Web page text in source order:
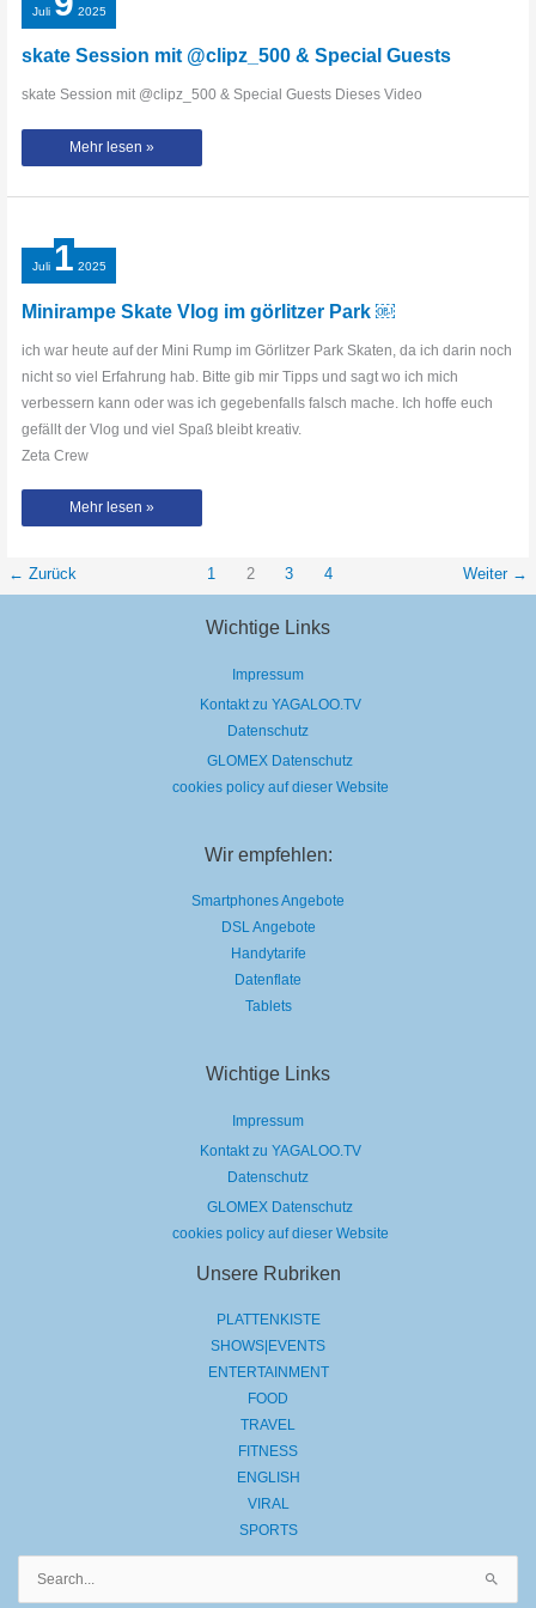
Juli 2025
skate Session mit @clipz_500 & Special Guests
skate Session mit @clipz_500 & Special Guests Dieses Video
skate
&
Mehr lesen »
Juli 1 2025
Minirampe Skate Vlog im görlitzer Park ￼
ich war heute auf der Mini Rump im Görlitzer Park Skaten, da ich darin noch
nicht so viel Erfahrung hab. Bitte gib mir Tipps und sagt wo ich mich
verbessern kann oder was ich gegebenfalls falsch mache. Ich hoffe euch
gefällt der Vlog und viel Spaß bleibt kreativ.
Zeta Crew
Minirampe
Park
Mehr lesen »
← Zurück 1 2 3 4 Weiter →
Wichtige Links
Impressum
Kontakt zu YAGALOO.TV
Datenschutz
GLOMEX Datenschutz
cookies policy auf dieser Website
Wir empfehlen:
Smartphones Angebote
DSL Angebote
Handytarife
Datenflate
Tablets
Wichtige Links
Impressum
Kontakt zu YAGALOO.TV
Datenschutz
GLOMEX Datenschutz
cookies policy auf dieser Website
Unsere Rubriken
PLATTENKISTE
SHOWS|EVENTS
ENTERTAINMENT
FOOD
TRAVEL
FITNESS
ENGLISH
VIRAL
SPORTS